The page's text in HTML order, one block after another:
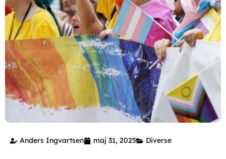
Anders Ingvartsen maj 31, 2025 Diverse